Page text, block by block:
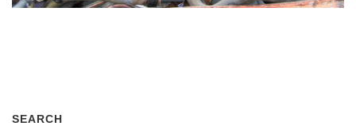
SEARCH